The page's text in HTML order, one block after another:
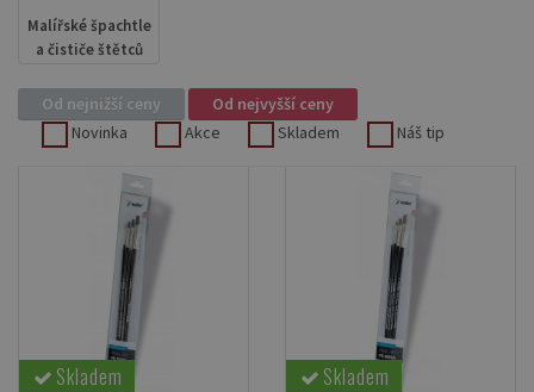
Malířské špachtle
a čističe štětců
Od nejnižší ceny
Od nejvyšší ceny
Novinka
Akce Skladem Náš tip
Skladem Skladem